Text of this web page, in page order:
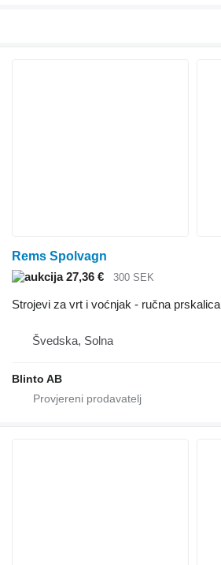
Rems Spolvagn
27,36 €
300 SEK
Strojevi za vrt i voćnjak - ručna prskalica
Švedska, Solna
Blinto AB